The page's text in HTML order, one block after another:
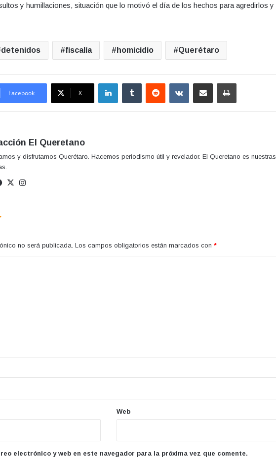
y humillaciones, situación que lo motivó el día de los hechos para agredirlos y
detenidos fiscalía homicidio Querétaro
Facebook X
LinkedInTumblr Reddit VKontakteCompartir por correo electrónicoImprimir
El Queretano
y disfrutamos Querétaro. Hacemos periodismo útil y revelador. El Queretano es nuestras
Facebook
X
no será publicada. Los campos obligatorios están marcados con *
Web
electrónico y web en este navegador para la próxima vez que comente.